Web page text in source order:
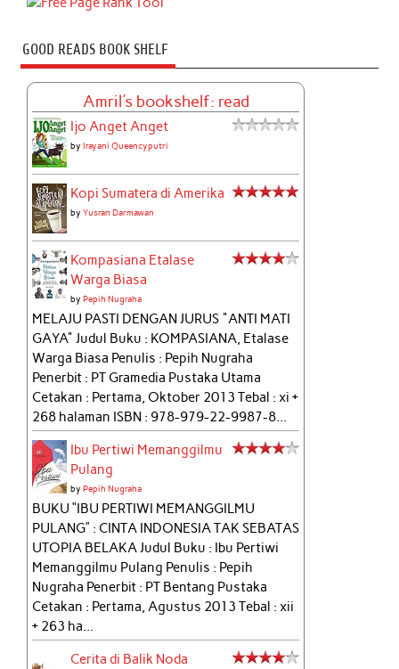
GOOD READS BOOK SHELF
Amril's bookshelf: read
Ijo Anget Anget
byIrayani Queencyputri
Kopi Sumatera di Amerika
byYusran Darmawan
Kompasiana Etalase
Warga Biasa
byPepih Nugraha
MELAJU PASTI DENGAN JURUS "ANTI MATI
GAYA" Judul Buku : KOMPASIANA, Etalase
Warga Biasa Penulis : Pepih Nugraha
Penerbit : PT Gramedia Pustaka Utama
Cetakan : Pertama, Oktober 2013 Tebal : xi +
268 halaman ISBN : 978-979-22-9987-8...
Ibu Pertiwi Memanggilmu
Pulang
byPepih Nugraha
BUKU “IBU PERTIWI MEMANGGILMU
PULANG” : CINTA INDONESIA TAK SEBATAS
UTOPIA BELAKA Judul Buku : Ibu Pertiwi
Memanggilmu Pulang Penulis : Pepih
Nugraha Penerbit : PT Bentang Pustaka
Cetakan : Pertama, Agustus 2013 Tebal : xii
+ 263 ha...
Cerita di Balik Noda